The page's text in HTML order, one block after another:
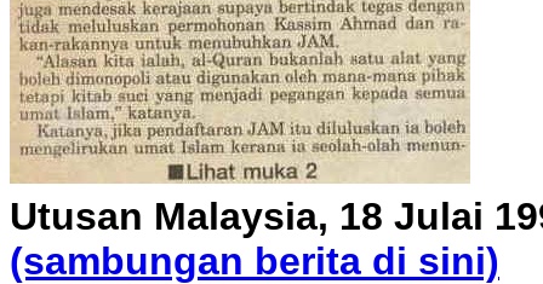
Utusan Malaysia, 18 Julai
(sambungan berita di sini)